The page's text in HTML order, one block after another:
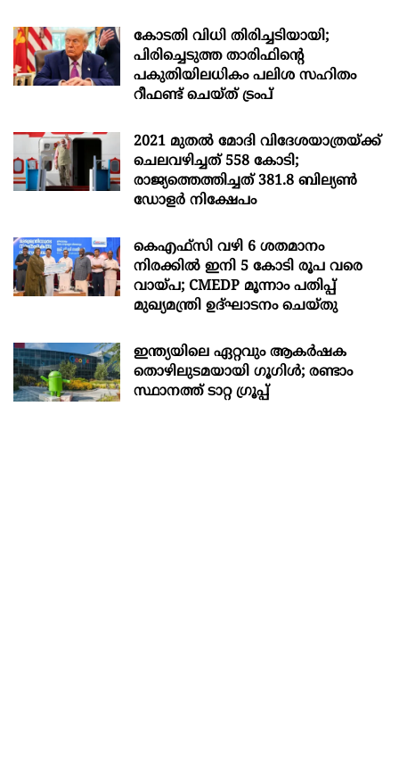
കോടതി വിധി തിരിച്ചടിയായി;
പിരിച്ചെടുത്ത താരിഫിന്‍റെ
പകുതിയിലധികം പലിശ സഹിതം
റീഫണ്ട് ചെയ്ത് ട്രംപ്
2021 മുതൽ മോദി വിദേശയാത്രയ്ക്ക്
ചെലവഴിച്ചത് 558 കോടി;
രാജ്യത്തെത്തിച്ചത് 381.8 ബില്യൺ
ഡോളർ നിക്ഷേപം
കെഎഫ്സി വഴി 6 ശതമാനം
നിരക്കിൽ ഇനി 5 കോടി രൂപ വരെ
വായ്പ; CMEDP മൂന്നാം പതിപ്പ്
മുഖ്യമന്ത്രി ഉദ്ഘാടനം ചെയ്തു
ഇന്ത്യയിലെ ഏറ്റവും ആകര്‍ഷക
തൊഴിലുടമയായി ഗൂഗിള്‍; രണ്ടാം
സ്ഥാനത്ത് ടാറ്റ ഗ്രൂപ്പ്